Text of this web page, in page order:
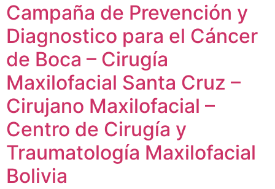
Campaña de Prevención y
Diagnostico para el Cáncer
de Boca – Cirugía
Maxilofacial Santa Cruz –
Cirujano Maxilofacial –
Centro de Cirugía y
Traumatología Maxilofacial
Bolivia